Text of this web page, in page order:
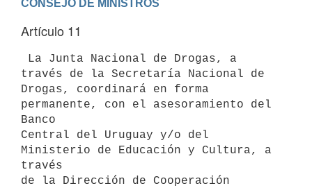
Artículo 11
través de la Secretaría Nacional de
Drogas, coordinará en forma
permanente, con el asesoramiento del
Banco
Central del Uruguay y/o del
Ministerio de Educación y Cultura, a
través
de la Dirección de Cooperación